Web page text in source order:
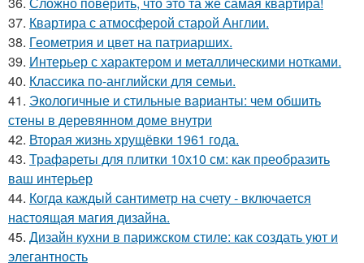
37. Квартира с атмосферой старой Англии.
38. Геометрия и цвет на патриарших.
39. Интерьер с характером и металлическими нотками.
40. Классика по-английски для семьи.
41. Экологичные и стильные варианты: чем обшить
стены в деревянном доме внутри
42. Вторая жизнь хрущёвки 1961 года.
43. Трафареты для плитки 10х10 см: как преобразить
ваш интерьер
44. Когда каждый сантиметр на счету - включается
настоящая магия дизайна.
45. Дизайн кухни в парижском стиле: как создать уют и
элегантность